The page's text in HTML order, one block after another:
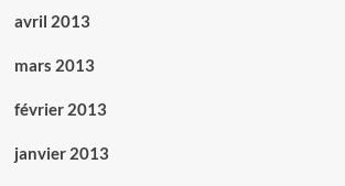
avril 2013
mars 2013
février 2013
janvier 2013